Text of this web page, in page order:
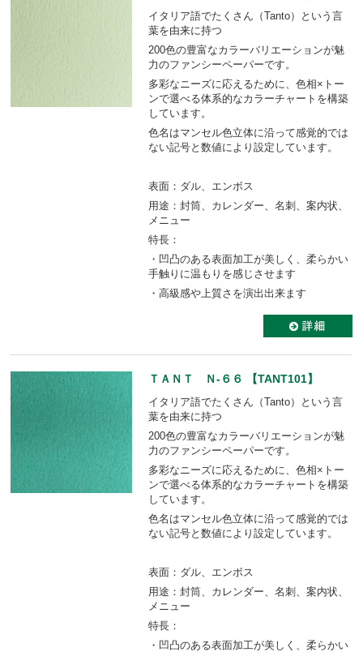
イタリア語でたくさん（Tanto）という言
葉を由来に持つ
200色の豊富なカラーバリエーションが魅
力のファンシーペーパーです。
多彩なニーズに応えるために、色相×トー
ンで選べる体系的なカラーチャートを構築
しています。
色名はマンセル色立体に沿って感覚的では
ない記号と数値により設定しています。
表面：ダル、エンボス
用途：封筒、カレンダー、名刺、案内状、
メニュー
特長：
・凹凸のある表面加工が美しく、柔らかい
手触りに温もりを感じさせます
・高級感や上質さを演出出来ます
ＴＡＮＴ Ｎ-６６ 【TANT101】
イタリア語でたくさん（Tanto）という言
葉を由来に持つ
200色の豊富なカラーバリエーションが魅
力のファンシーペーパーです。
多彩なニーズに応えるために、色相×トー
ンで選べる体系的なカラーチャートを構築
しています。
色名はマンセル色立体に沿って感覚的では
ない記号と数値により設定しています。
表面：ダル、エンボス
用途：封筒、カレンダー、名刺、案内状、
メニュー
特長：
・凹凸のある表面加工が美しく、柔らかい